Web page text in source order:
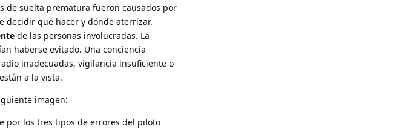
de suelta prematura fueron causados por
decidir qué hacer y dónde aterrizar.
de las personas involucradas. La
haberse evitado. Una conciencia
inadecuadas, vigilancia insuficiente o
a la vista.
imagen:
por los tres tipos de errores del piloto